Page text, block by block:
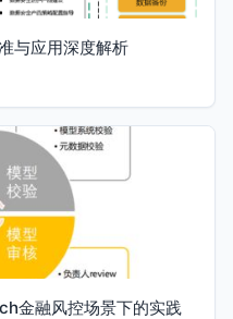
与应用深度解析
金融风控场景下的实践